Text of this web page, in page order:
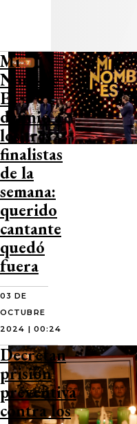
Mi
Nombre
Es
definió a
los tres
finalistas
de la
semana:
querido
cantante
quedó
fuera
03 DE
OCTUBRE
2024 | 00:24
Decretan
prisión
preventiva
contra los